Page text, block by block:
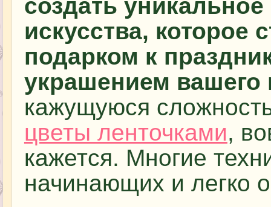
создать
искусства, которое
подарком к
украшением вашего
кажущуюся
цветы ленточками,
кажется. Многие
начинающих и легко